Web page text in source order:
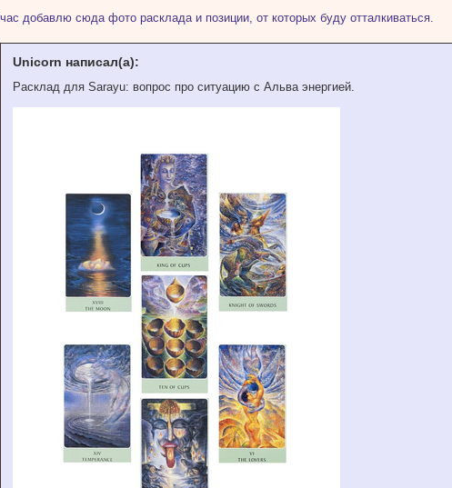
добавлю сюда фото расклада и позиции, от которых буду отталкиваться.
Unicorn написал(а):
Расклад для Sarayu: вопрос про ситуацию с Альва энергией.